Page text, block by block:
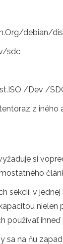
debian/
sdc
/Dev /
z
si
sekcií: v
nielen
používať ihneď
sa na ňu